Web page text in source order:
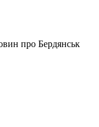
про Бердянськ